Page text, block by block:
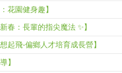
花園健身趣】
春：長輩的指尖魔法 ✨】
起飛-偏鄉人才培育成長營】
】